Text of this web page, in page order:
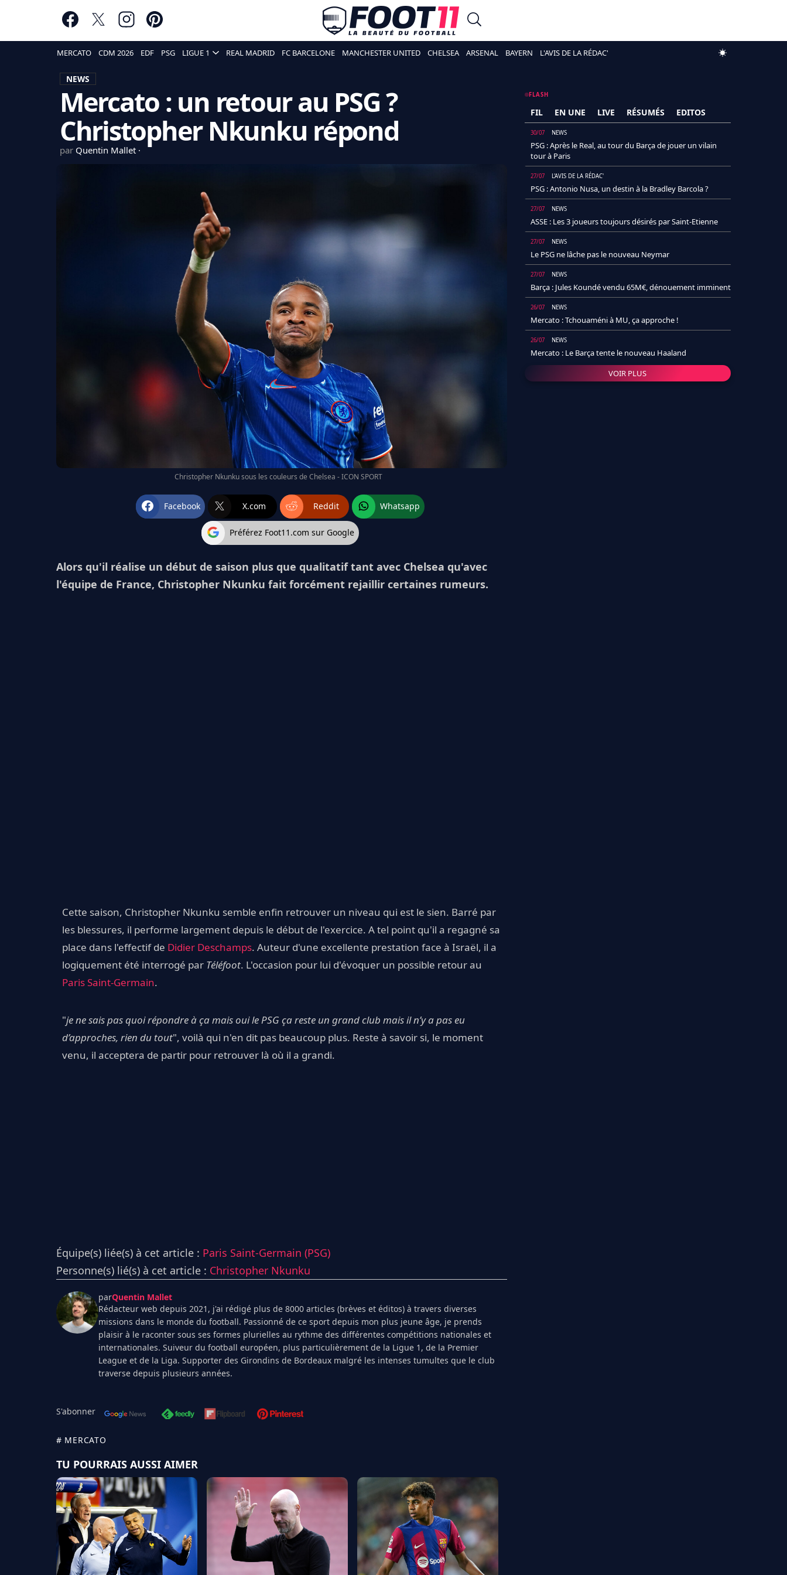
MERCATO CDM 2026 EDF PSG LIGUE 1 REAL MADRID FC BARCELONE MANCHESTER UNITED CHELSEA ARSENAL BAYERN L'AVIS DE LA RÉDAC'
NEWS
Mercato : un retour au PSG ?
Christopher Nkunku répond
par Quentin Mallet
Christopher Nkunku sous les couleurs de Chelsea - ICON SPORT
Facebook X.com Reddit Whatsapp
Préférez Foot11.com sur Google
Alors qu'il réalise un début de saison plus que qualitatif tant avec Chelsea qu'avec
l'équipe de France, Christopher Nkunku fait forcément rejaillir certaines rumeurs.
Cette saison, Christopher Nkunku semble enfin retrouver un niveau qui est le sien. Barré par
les blessures, il performe largement depuis le début de l'exercice. A tel point qu'il a regagné sa
place dans l'effectif de Didier Deschamps. Auteur d'une excellente prestation face à Israël, il a
logiquement été interrogé par Téléfoot. L'occasion pour lui d'évoquer un possible retour au
Paris Saint-Germain.
"je ne sais pas quoi répondre à ça mais oui le PSG ça reste un grand club mais il n’y a pas eu
d’approches, rien du tout", voilà qui n'en dit pas beaucoup plus. Reste à savoir si, le moment
venu, il acceptera de partir pour retrouver là où il a grandi.
Équipe(s) liée(s) à cet article : Paris Saint-Germain (PSG)
Personne(s) lié(s) à cet article : Christopher Nkunku
parQuentin Mallet
Rédacteur web depuis 2021, j'ai rédigé plus de 8000 articles (brèves et éditos) à travers diverses
missions dans le monde du football. Passionné de ce sport depuis mon plus jeune âge, je prends
plaisir à le raconter sous ses formes plurielles au rythme des différentes compétitions nationales et
internationales. Suiveur du football européen, plus particulièrement de la Ligue 1, de la Premier
League et de la Liga. Supporter des Girondins de Bordeaux malgré les intenses tumultes que le club
traverse depuis plusieurs années.
S'abonner
# MERCATO
TU POURRAIS AUSSI AIMER
FLASH
FIL EN UNE LIVE RÉSUMÉS EDITOS
30/07 NEWS
PSG : Après le Real, au tour du Barça de jouer un vilain
tour à Paris
27/07 L'AVIS DE LA RÉDAC'
PSG : Antonio Nusa, un destin à la Bradley Barcola ?
27/07 NEWS
ASSE : Les 3 joueurs toujours désirés par Saint-Etienne
27/07 NEWS
Le PSG ne lâche pas le nouveau Neymar
27/07 NEWS
Barça : Jules Koundé vendu 65M€, dénouement imminent
26/07 NEWS
Mercato : Tchouaméni à MU, ça approche !
26/07 NEWS
Mercato : Le Barça tente le nouveau Haaland
VOIR PLUS